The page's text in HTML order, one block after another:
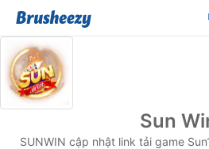
Sun
SUNWIN cập nhật link tải game